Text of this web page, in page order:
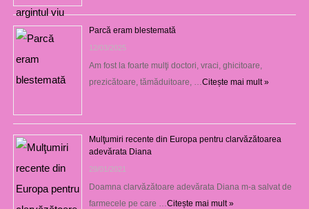
Parcă eram blestemată
12/03/2025
Am fost la foarte mulţi doctori, vraci, ghicitoare,
prezicătoare, tămăduitoare, … Citește mai mult »
Mulţumiri recente din Europa pentru clarvăzătoarea
adevărata Diana
29/01/2021
Doamna clarvăzătoare adevărata Diana m-a salvat de
farmecele pe care … Citește mai mult »